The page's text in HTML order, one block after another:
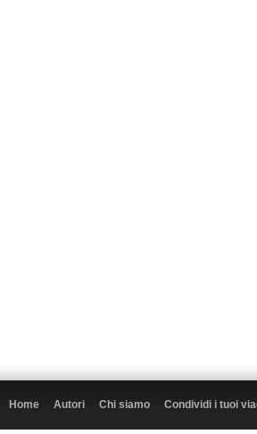
Home Autori Chi siamo Condividi i tuoi